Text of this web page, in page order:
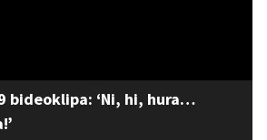
bideoklipa: ‘Ni, hi, hura…